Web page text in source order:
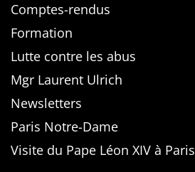
Comptes-rendus
Formation
Lutte contre les abus
Mgr Laurent Ulrich
Newsletters
Paris Notre-Dame
Visite du Pape Léon XIV à Paris